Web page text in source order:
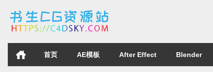
首页 AE模板 After Effect Blender